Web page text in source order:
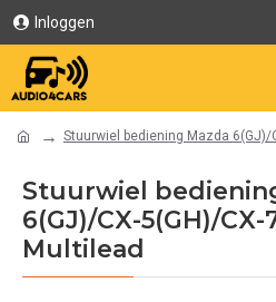
Inloggen
Stuurwiel bediening Mazda 6(GJ)/
Stuurwiel
6(GJ)/CX-5(GH)/CX-
Multilead